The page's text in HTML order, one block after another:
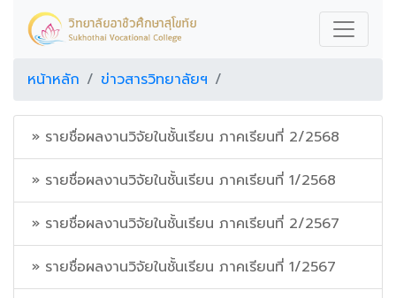
หน้าหลัก ข่าวสารวิทยาลัยฯ
» รายชื่อผลงานวิจัยในชั้นเรียน ภาคเรียนที่ 2/2568
» รายชื่อผลงานวิจัยในชั้นเรียน ภาคเรียนที่ 1/2568
» รายชื่อผลงานวิจัยในชั้นเรียน ภาคเรียนที่ 2/2567
» รายชื่อผลงานวิจัยในชั้นเรียน ภาคเรียนที่ 1/2567